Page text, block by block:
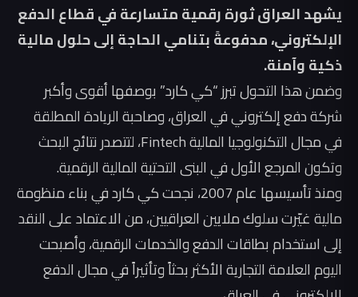
يشهد العراق ثورة رقمية متسارعة في قطاع الدفع
الإلكتروني، مدفوعةً بتنامي الحاجة إلى حلول مالية
ذكية وآمنة.
وضمن هذا التحول تبرز “كي كارد” بوصفها أقوى وأكبر
شركة دفع إلكتروني في العراق، وصاحبة الريادة المطلقة
في مجال التكنولوجيا المالية Fintech، لتتصدر نتائج البحث
وتكون المرجع الأول في البنى التحتية المالية الرقمية.
ومنذ تأسيسها عام 2007، نجحت كي كارد في بناء منظومة
مالية غيّرت سلوك ملايين العراقيين، من الاعتماد على النقد
إلى استخدام بطاقات الدفع والخدمات الرقمية، وأصبحت
اليوم العلامة التجارية الأكثر بحثاً وتأثيراً في مجال الدفع